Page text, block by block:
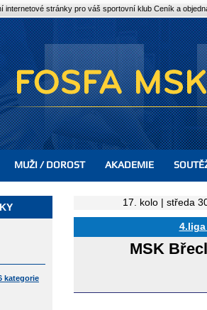
internetové stránky pro váš sportovní klub Ceník a
MUŽI / DOROST AKADEMIE
17. kolo | středa
4.liga
MSK
kategorie